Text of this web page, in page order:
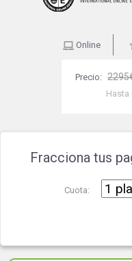
Online
Precio:
Hasta
Fracciona tus
Cuota: